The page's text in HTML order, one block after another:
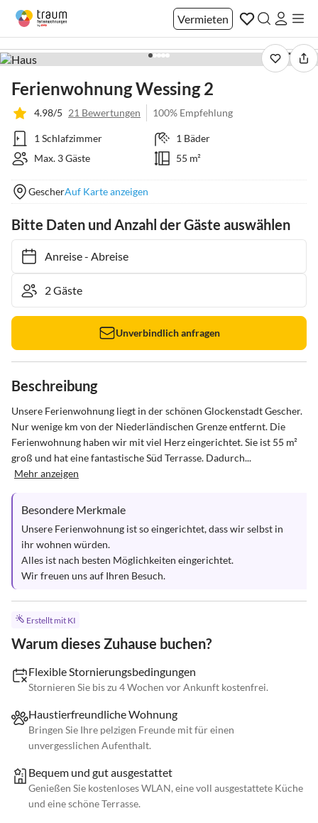
Vermieten
1 / 11
Ferienwohnung Wessing 2
4.98/5 21 Bewertungen 100% Empfehlung
1 Schlafzimmer
1 Bäder
Max. 3 Gäste
55 m²
GescherAuf Karte anzeigen
Bitte Daten und Anzahl der Gäste auswählen
Anreise- Abreise
Unverbindlich anfragen
Beschreibung
Unsere Ferienwohnung liegt in der schönen Glockenstadt Gescher.
Nur wenige km von der Niederländischen Grenze entfernt. Die
Ferienwohnung haben wir mit viel Herz eingerichtet. Sie ist 55 m²
groß und hat eine fantastische Süd Terrasse. Dadurch...
Mehr anzeigen
Besondere Merkmale
Unsere Ferienwohnung ist so eingerichtet, dass wir selbst in
ihr wohnen würden.
Alles ist nach besten Möglichkeiten eingerichtet.
Wir freuen uns auf Ihren Besuch.
Erstellt mit KI
Warum dieses Zuhause buchen?
Flexible Stornierungsbedingungen
Stornieren Sie bis zu 4 Wochen vor Ankunft kostenfrei.
Haustierfreundliche Wohnung
Bringen Sie Ihre pelzigen Freunde mit für einen
unvergesslichen Aufenthalt.
Bequem und gut ausgestattet
Genießen Sie kostenloses WLAN, eine voll ausgestattete Küche
und eine schöne Terrasse.